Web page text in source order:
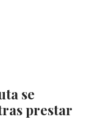
se
prestar